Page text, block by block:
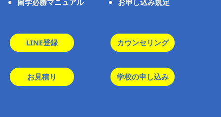
LINE登録 カウンセリング
お見積り 学校の申し込み